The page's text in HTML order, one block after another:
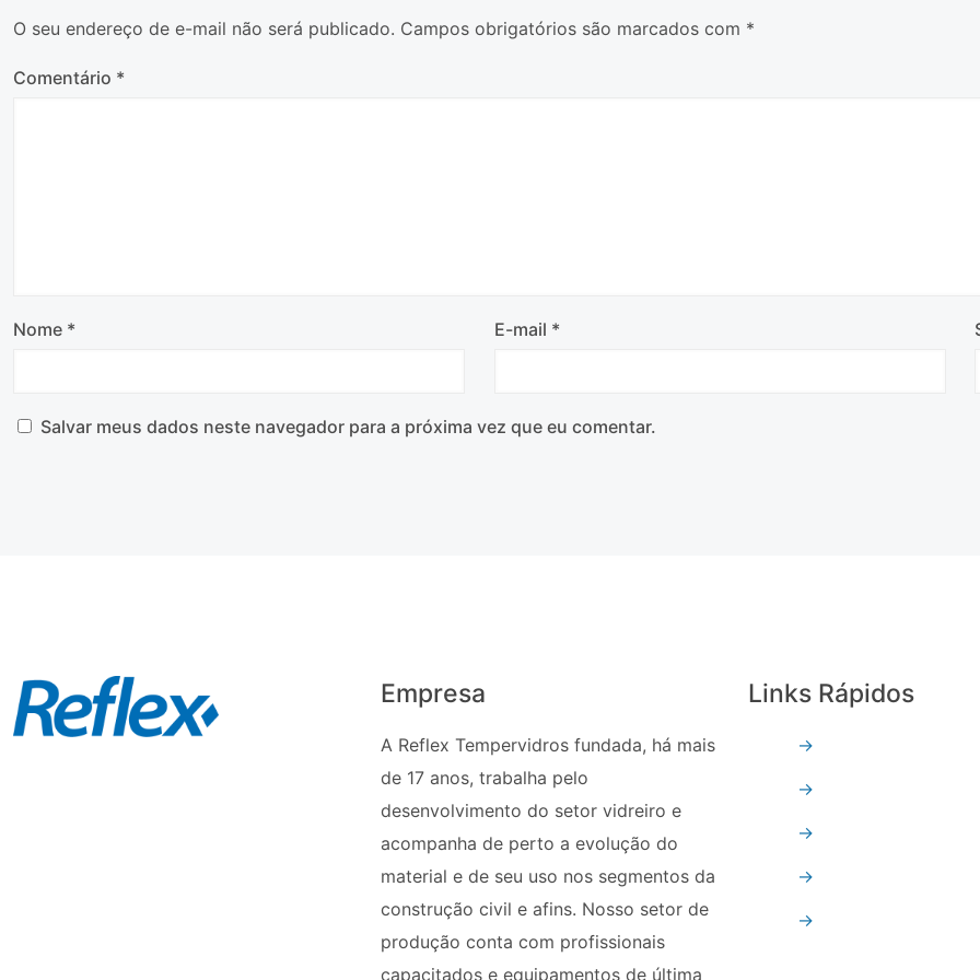
O seu endereço de e-mail não será publicado. Campos obrigatórios são marcados com *
Comentário *
Nome * E-mail *
Salvar meus dados neste navegador para a próxima vez que eu comentar.
Empresa
A Reflex Tempervidros fundada, há mais
de 17 anos, trabalha pelo
desenvolvimento do setor vidreiro e
acompanha de perto a evolução do
material e de seu uso nos segmentos da
construção civil e afins. Nosso setor de
produção conta com profissionais
capacitados e equipamentos de última
Links Rápidos
→
→
→
→
→